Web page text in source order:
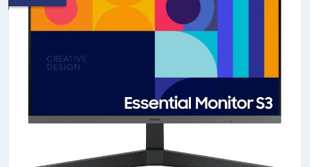
seconda del modello, del Paese e della regione. ***La
scheda grafica Intel® Iris® Xe richiede una
configurazione di sistema con memoria a doppio
canale.
SSD veloce e potente, oltre
che espandibile
Galaxy Book2 viene fornito con un SSD potente,
capace di velocizzare le operazioni di archiviazione. È